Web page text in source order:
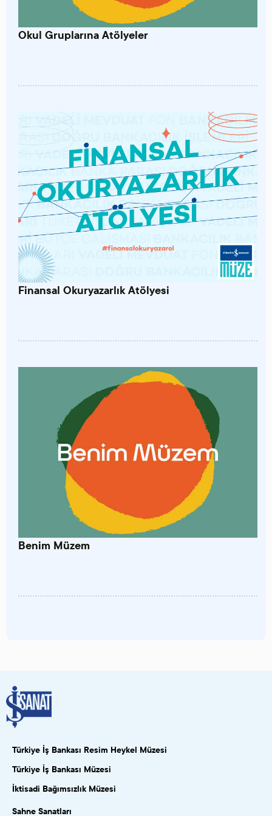
Okul Gruplarına Atölyeler
Finansal Okuryazarlık Atölyesi
Benim Müzem
Türkiye İş Bankası Resim Heykel Müzesi
Türkiye İş Bankası Müzesi
İktisadi Bağımsızlık Müzesi
Sahne Sanatları